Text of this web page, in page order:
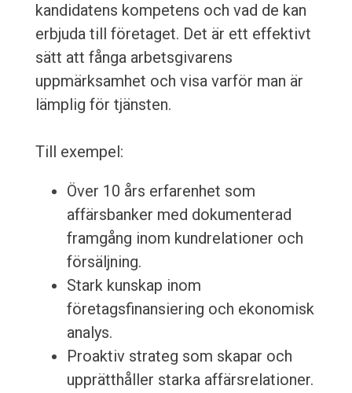
kandidatens kompetens och vad de kan
erbjuda till företaget. Det är ett effektivt
sätt att fånga arbetsgivarens
uppmärksamhet och visa varför man är
lämplig för tjänsten.
Till exempel:
Över 10 års erfarenhet som
affärsbanker med dokumenterad
framgång inom kundrelationer och
försäljning.
Stark kunskap inom
företagsfinansiering och ekonomisk
analys.
Proaktiv strateg som skapar och
upprätthåller starka affärsrelationer.